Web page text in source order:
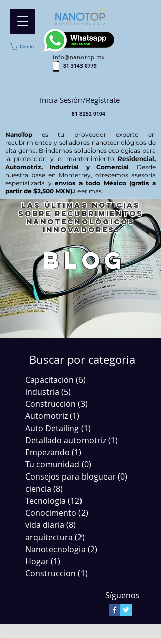
Carrito
info@nanotop.mx
81 3143 0779
Inicia Sesión/Regístrate
81 8252 0104
NanoTop es tu proveedor experto en
recubrimientos y selladores nanotecnológicos de
alta gama. Brindamos soluciones ecológicas para
la protección y el mantenimiento Residencial,
Automotriz, Industrial y Comercial. Desde
nuestra base en Monterrey, ofrecemos asesoría
especializada yenvíos a todo México (gratis a
partir de $2,500 MXN).Leer más
Las últimas noticias
sobre recubrimientos
nanotecnológicos
innovadores.
blog
Buscar por categoria
Capacitación (6)
industria (5)
Construcción (3)
Automotriz(1)
Auto Detailing(1)
Detallado automotriz(1)
Empezando (1)
Tu comunidad (0)
Consejos para bloguear(0)
ciencia (8)
Tecnologia (12)
Conocimento (2)
vida diaria (8)
arquitectura (2)
Nanotecnologia (2)
Hogar(1)
Construccion (1)
Síguenos